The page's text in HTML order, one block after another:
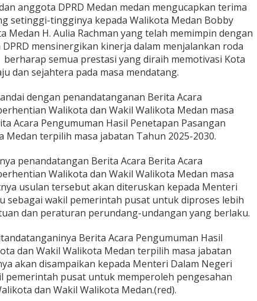
anggota DPRD Medan medan mengucapkan terima
setinggi-tingginya kepada Walikota Medan Bobby
Medan H. Aulia Rachman yang telah memimpin dengan
mensinergikan kinerja dalam menjalankan roda
semua prestasi yang diraih memotivasi Kota
dan sejahtera pada masa mendatang.
dengan penandatanganan Berita Acara
Walikota dan Wakil Walikota Medan masa
Acara Pengumuman Hasil Penetapan Pasangan
Medan terpilih masa jabatan Tahun 2025-2030.
penandatangan Berita Acara Berita Acara
Walikota dan Wakil Walikota Medan masa
usulan tersebut akan diteruskan kepada Menteri
sebagai wakil pemerintah pusat untuk diproses lebih
dan peraturan perundang-undangan yang berlaku.
Berita Acara Pengumuman Hasil
dan Wakil Walikota Medan terpilih masa jabatan
akan disampaikan kepada Menteri Dalam Negeri
pemerintah pusat untuk memperoleh pengesahan
dan Wakil Walikota Medan.(red).